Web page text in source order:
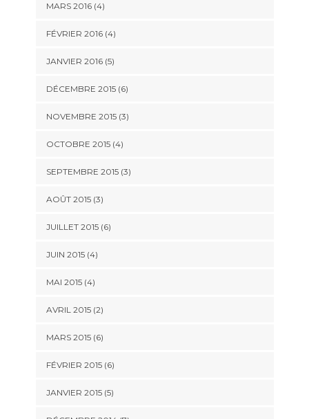
MARS 2016(4)
FÉVRIER 2016(4)
JANVIER 2016(5)
DÉCEMBRE 2015(6)
NOVEMBRE 2015(3)
OCTOBRE 2015(4)
SEPTEMBRE 2015(3)
AOÛT 2015(3)
JUILLET 2015(6)
JUIN 2015(4)
MAI 2015(4)
AVRIL 2015(2)
MARS 2015(6)
FÉVRIER 2015(6)
JANVIER 2015(5)